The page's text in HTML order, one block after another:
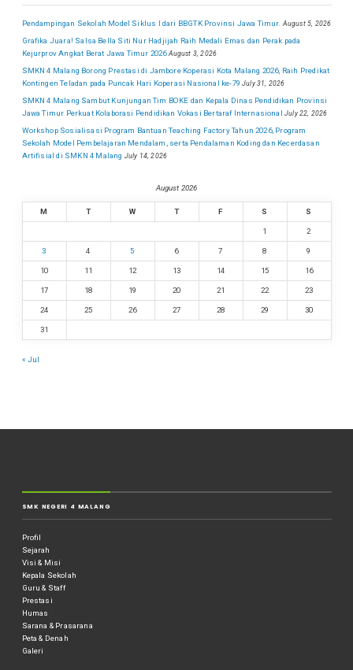
Pendampingan Sekolah Model Siklus I dari BBGTK Provinsi Jawa Timur. August 5, 2026
Grafika Juara! Salsa Bella Siti Nur Hadjijah Raih Medali Emas dan Perak pada
Kejurprov Angkat Berat Jawa Timur 2026 August 3, 2026
SMKN 4 Malang Borong Prestasi di Jambore Koperasi Kota Malang 2026, Raih Predikat
Kontingen Teladan pada Puncak Hari Koperasi Nasional ke-79 July 31, 2026
SMKN 4 Malang Sambut Kunjungan Tim BOKE dan Kepala Dinas Pendidikan Provinsi
Jawa Timur Perkuat Kolaborasi Pendidikan Vokasi Bertaraf Internasional July 22, 2026
Workshop Sosialisasi Program Bantuan Teaching Factory Tahun 2026, Program
Sekolah Model Pembelajaran Mendalam, serta Pendalaman Koding dan Kecerdasan
Artifisial di SMKN 4 Malang July 14, 2026
August 2026
M T W T F S S
1 2
3 4 5 6 7 8 9
10 11 12 13 14 15 16
17 18 19 20 21 22 23
24 25 26 27 28 29 30
31
« Jul
SMK NEGERI 4 MALANG
Profil
Sejarah
Visi & Misi
Kepala Sekolah
Guru & Staff
Prestasi
Humas
Sarana & Prasarana
Peta & Denah
Galeri